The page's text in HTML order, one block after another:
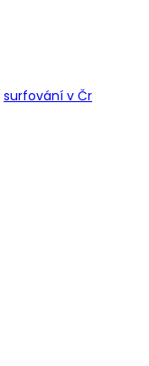
surfování v Čr